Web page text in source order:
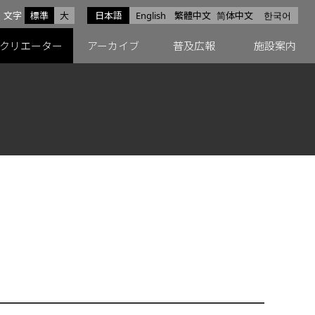
日本語 English 繁體中文 简体中文 한국어
文字サイズ
標準 大
ースfacebook
ースX
スペースInstagram
リエーター アーカイブ 普及広報 施設案内